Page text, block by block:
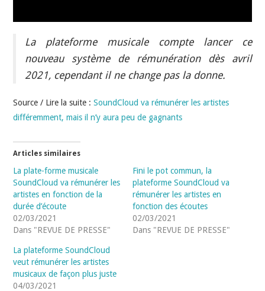
La plateforme musicale compte lancer ce
nouveau système de rémunération dès avril
2021, cependant il ne change pas la donne.
Source / Lire la suite :SoundCloud va rémunérer les artistes
différemment, mais il n’y aura peu de gagnants
Articles similaires
La plate-forme musicale
SoundCloud va rémunérer les
artistes en fonction de la
durée d’écoute
02/03/2021
Dans "REVUE DE PRESSE"
Fini le pot commun, la
plateforme SoundCloud va
rémunérer les artistes en
fonction des écoutes
02/03/2021
Dans "REVUE DE PRESSE"
La plateforme SoundCloud
veut rémunérer les artistes
musicaux de façon plus juste
04/03/2021